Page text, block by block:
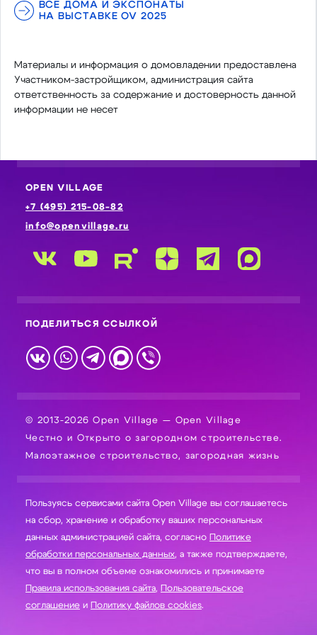
ВСЕ ДОМА И ЭКСПОНАТЫ
НА ВЫСТАВКЕ OV 2025
Материалы и информация о домовладении предоставлена
Участником-застройщиком, администрация сайта
ответственность за содержание и достоверность данной
информации не несет
OPEN VILLAGE
+7 (495) 215-08-82
info@openvillage.ru
ПОДЕЛИТЬСЯ ССЫЛКОЙ
© 2013-2026 Open Village — Open Village
Честно и Открыто о загородном строительстве.
Малоэтажное строительство, загородная жизнь
Пользуясь сервисами сайта Open Village вы соглашаетесь
на сбор, хранение и обработку ваших персональных
данных администрацией сайта, согласно Политике
обработки персональных данных, а также подтверждаете,
что вы в полном объеме ознакомились и принимаете
Правила использования сайта, Пользовательское
соглашение и Политику файлов cookies.